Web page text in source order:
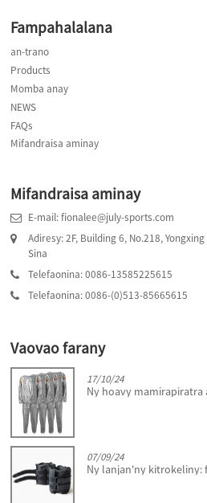
Fampahalalana
an-trano
Products
Momba anay
NEWS
FAQs
Mifandraisa aminay
Mifandraisa aminay
E-mail: fionalee@july-sports.com
Adiresy: 2F, Building 6, No.218,
Sina
Telefaonina: 0086-13585225615
Telefaonina: 0086-(0)513-85665615
Vaovao farany
17/10/24
Ny hoavy mamirapiratra
07/09/24
Ny lanjan'ny